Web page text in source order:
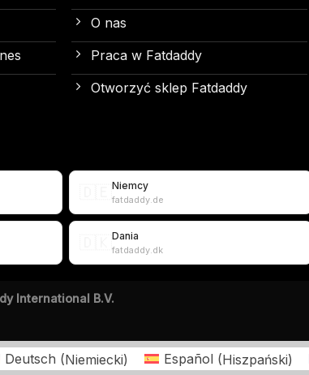
O nas
Praca w Fatdaddy
Otworzyć sklep Fatdaddy
🇩🇪Niemcy
fatdaddy.de
🇩🇰Dania
fatdaddy.dk
International B.V.
Deutsch (Niemiecki) Español (Hiszpański)